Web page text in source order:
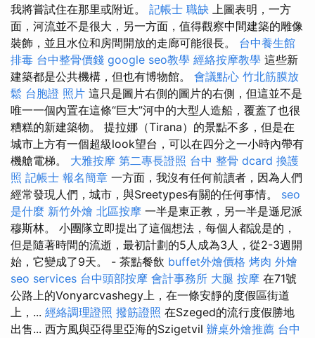
我將嘗試住在那里或附近。 記帳士 職缺 上圖表明，一方
面，河流並不是很大，另一方面，值得觀察中間建築的雕像
裝飾，並且水位和房間開放的走廊可能很長。 台中養生館
排毒 台中整骨價錢 google seo教學 經絡按摩教學 這些新
建築都是公共機構，但也有博物館。 會議點心 竹北筋膜放
鬆 台胞證 照片 這只是圖片右側的圖片的右側，但這並不是
唯一一個內置在這條“巨大”河中的大型人造船，覆蓋了也很
糟糕的新建築物。 提拉娜（Tirana）的景點不多，但是在
城市上方有一個超級look望台，可以在四分之一小時內帶有
機艙電梯。 大雅按摩 第二專長證照 台中 整骨 dcard 換護
照 記帳士 報名簡章 一方面，我沒有任何前讀者，因為人們
經常發現人們，城市，與Sreetypes有關的任何事情。 seo
是什麼 新竹外燴 北區按摩 一半是東正教，另一半是遜尼派
穆斯林。 小團隊立即提出了這個想法，每個人都說是的，
但是隨著時間的流逝，最初計劃的5人成為3人，從2-3週開
始，它變成了9天。 - 茶點餐飲 buffet外燴價格 烤肉 外燴
seo services 台中頭部按摩 會計事務所 大腿 按摩 在71號
公路上的Vonyarcvashegy上，在一條安靜的度假區街道
上，... 經絡調理證照 撥筋證照 在Szeged的流行度假勝地
出售... 西方風與亞得里亞海的Szigetvil 辦桌外燴推薦 台中